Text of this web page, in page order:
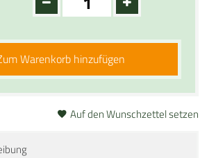
Warenkorb hinzufügen
Auf den Wunschzettel setzen